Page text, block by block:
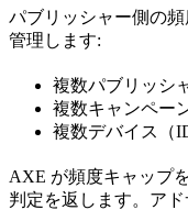
パブリッシャー側の
管理します:
複数パブリッシ
複数キャンペー
複数デバイス（
AXE が頻度キャップ
判定を返します。ア